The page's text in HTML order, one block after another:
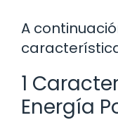
A
1
Energía